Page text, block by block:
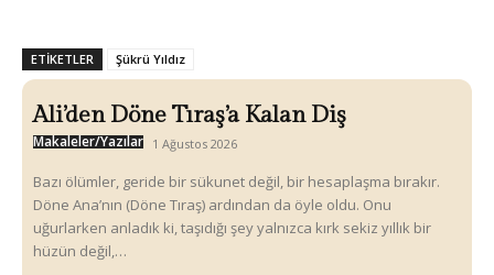
ETIKETLER Şükrü Yıldız
Ali’den Döne Tıraş’a Kalan Diş
Makaleler/Yazılar 1 Ağustos 2026
Bazı ölümler, geride bir sükunet değil, bir hesaplaşma bırakır.
Döne Ana’nın (Döne Tıraş) ardından da öyle oldu. Onu
uğurlarken anladık ki, taşıdığı şey yalnızca kırk sekiz yıllık bir
hüzün değil,…